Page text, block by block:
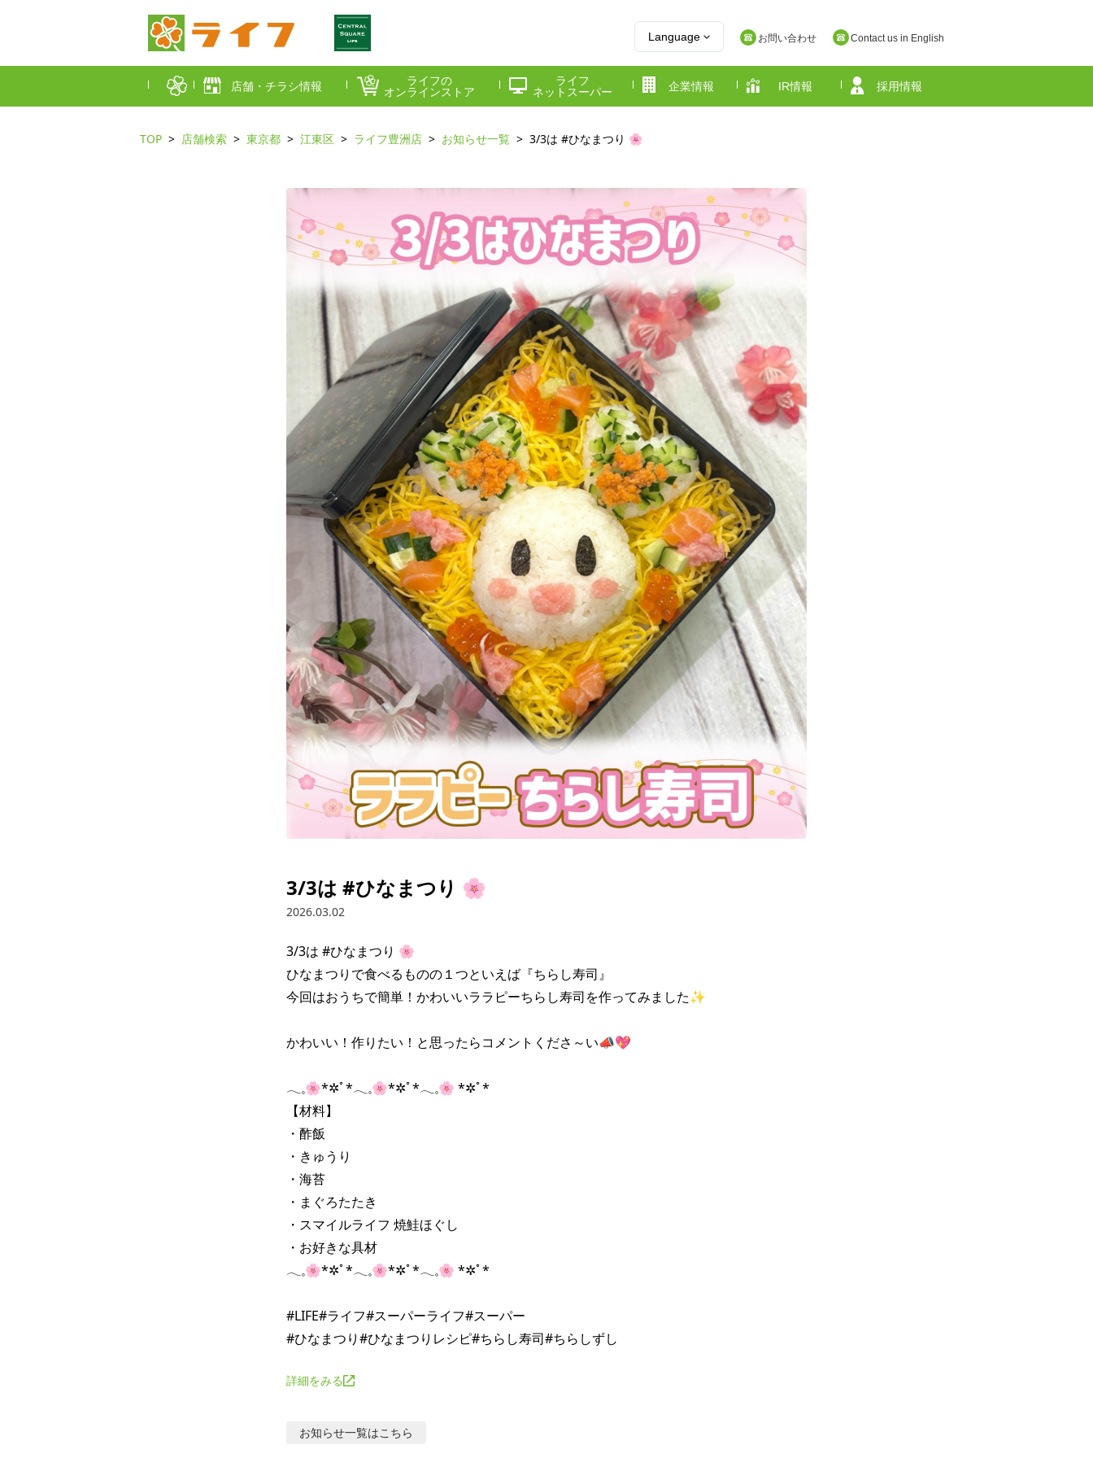
Language お問い合わせ Contact us in English
店舗・チラシ情報
大阪府 京都府 兵庫県
ライフの
オンラインストア
ライフ
ネットスーパー
企業情報 IR情報 採用情報
TOP 店舗検索 東京都 江東区 ライフ豊洲店 お知らせ一覧 3/3は #ひなまつり 🌸
3/3は #ひなまつり 🌸
2026.03.02
3/3は #ひなまつり 🌸
ひなまつりで食べるものの１つといえば『ちらし寿司』
今回はおうちで簡単！かわいいララピーちらし寿司を作ってみました✨
かわいい！作りたい！と思ったらコメントくださ～い📣💖
𓂃𓈒⁡🌸*✲ﾟ*𓂃𓈒🌸*✲ﾟ*𓂃𓈒🌸 *✲ﾟ*
【材料】
・酢飯
・きゅうり
・海苔
・まぐろたたき
・スマイルライフ 焼鮭ほぐし
・お好きな具材
𓂃𓈒⁡🌸*✲ﾟ*𓂃𓈒🌸*✲ﾟ*𓂃𓈒🌸 *✲ﾟ*
#LIFE#ライフ#スーパーライフ#スーパー
詳細をみる
お知らせ一覧はこちら